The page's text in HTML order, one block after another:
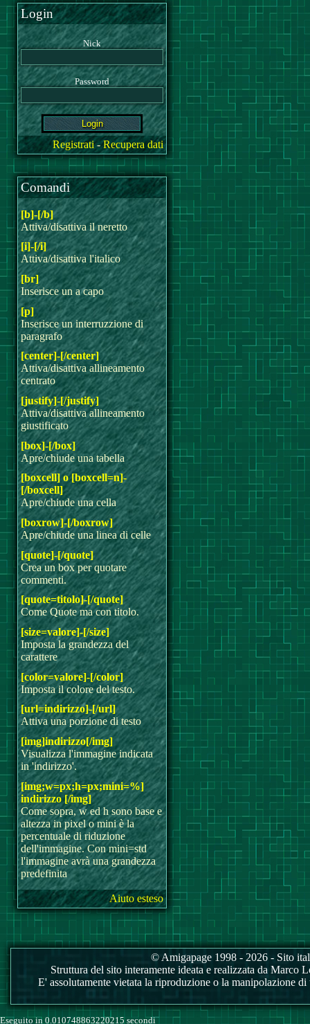
Login
Nick
Password
Registrati-Recupera dati
Comandi
[b]-[/b]
Attiva/disattiva il neretto
[i]-[/i]
Attiva/disattiva l'italico
[br]
Inserisce un a capo
[p]
Inserisce un interruzzione di
paragrafo
[center]-[/center]
Attiva/disattiva allineamento
centrato
[justify]-[/justify]
Attiva/disattiva allineamento
giustificato
[box]-[/box]
Apre/chiude una tabella
[boxcell] o [boxcell=n]-
[/boxcell]
Apre/chiude una cella
[boxrow]-[/boxrow]
Apre/chiude una linea di celle
[quote]-[/quote]
Crea un box per quotare
commenti.
[quote=titolo]-[/quote]
Come Quote ma con titolo.
[size=valore]-[/size]
Imposta la grandezza del
carattere
[color=valore]-[/color]
Imposta il colore del testo.
[url=indirizzo]-[/url]
Attiva una porzione di testo
[img]indirizzo[/img]
Visualizza l'immagine indicata
in 'indirizzo'.
[img;w=px;h=px;mini=%]
indirizzo [/img]
Come sopra, w ed h sono base e
altezza in pixel o mini è la
percentuale di riduzione
dell'immagine. Con mini=std
l'immagine avrà una grandezza
predefinita
Aiuto esteso
© Amigapage 1998 - 2026 - Sito
Struttura del sito interamente ideata e realizzata da
E' assolutamente vietata la riproduzione o la manipolazione
Eseguito in 0.010748863220215 secondi